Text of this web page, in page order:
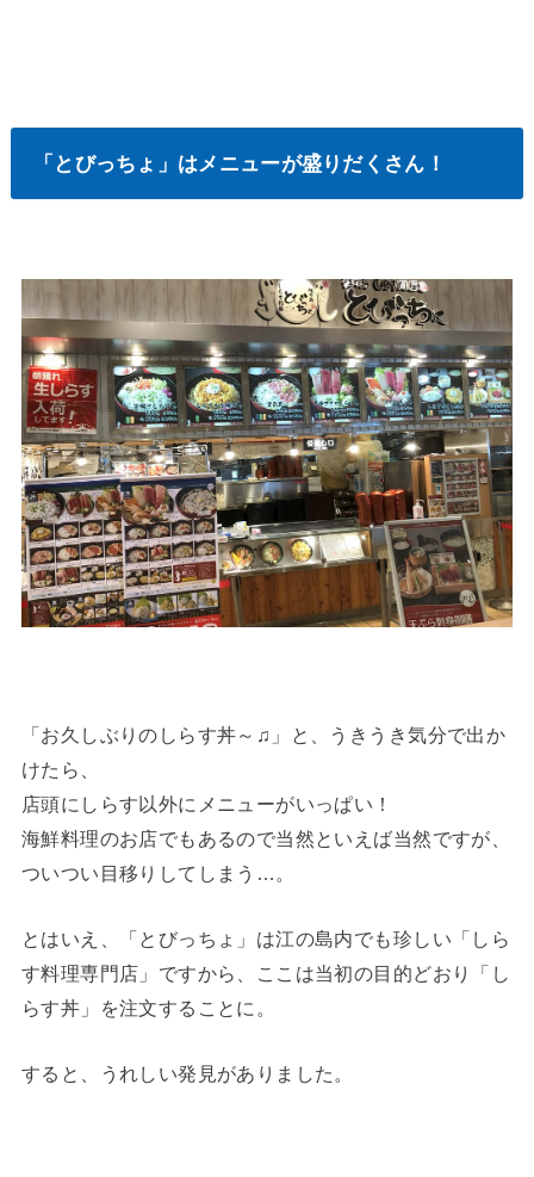
「とびっちょ」はメニューが盛りだくさん！
「お久しぶりのしらす丼～♫」と、うきうき気分で出か
けたら、
店頭にしらす以外にメニューがいっぱい！
海鮮料理のお店でもあるので当然といえば当然ですが、
ついつい目移りしてしまう…。
とはいえ、「とびっちょ」は江の島内でも珍しい「しら
す料理専門店」ですから、ここは当初の目的どおり「し
らす丼」を注文することに。
すると、うれしい発見がありました。